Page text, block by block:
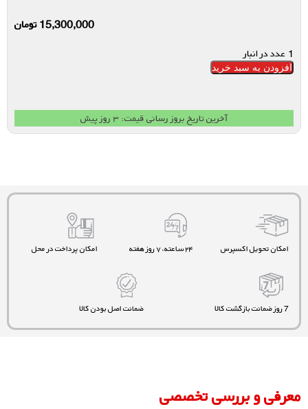
15,300,000تومان
1 عدد در انبار
افزودن به سبد خرید
آخرین تاریخ بروز رسانی قیمت: ۳ روز پیش
امکان تحویل اکسپرس ۲۴ ساعته، ۷ روز هفته امکان پرداخت در محل
7 روز ضمانت بازگشت کالا ضمانت اصل بودن کالا
معرفی و بررسی تخصصی